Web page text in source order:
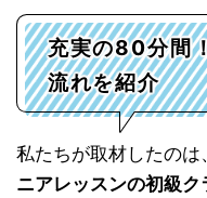
充実の80分間
流れを紹介
私たちが取材したのは、
ニアレッスンの初級ク